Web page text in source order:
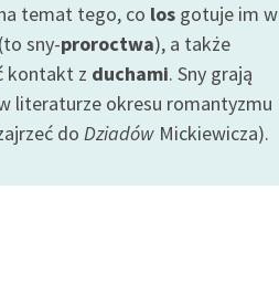
temat tego, co los gotuje im w
sny-proroctwa), a także
kontakt z duchami. Sny grają
literaturze okresu romantyzmu
do Dziadów Mickiewicza).